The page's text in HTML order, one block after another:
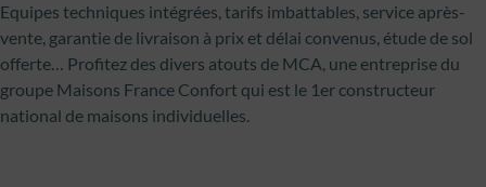
Equipes techniques intégrées, tarifs imbattables, service après-
vente, garantie de livraison à prix et délai convenus, étude de sol
offerte… Profitez des divers atouts de MCA, une entreprise du
groupe Maisons France Confort qui est le 1er constructeur
national de maisons individuelles.